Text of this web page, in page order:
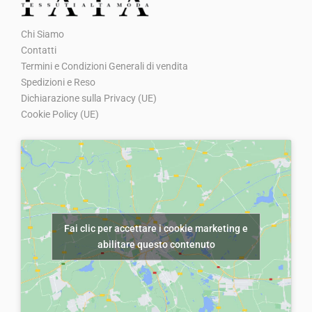
Chi Siamo
Contatti
Termini e Condizioni Generali di vendita
Spedizioni e Reso
Dichiarazione sulla Privacy (UE)
Cookie Policy (UE)
Fai clic per accettare i cookie marketing e
abilitare questo contenuto